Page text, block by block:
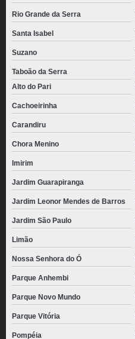
Rio Grande da Serra
Santa Isabel
Suzano
Taboão da Serra
Alto do Pari
Cachoeirinha
Carandiru
Chora Menino
Imirim
Jardim Guarapiranga
Jardim Leonor Mendes de Barros
Jardim São Paulo
Limão
Nossa Senhora do Ó
Parque Anhembi
Parque Novo Mundo
Parque Vitória
Pompéia